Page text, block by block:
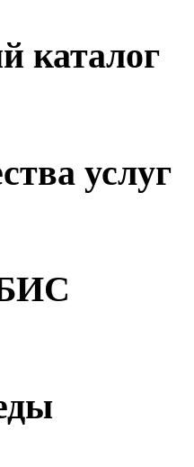
каталог
услуг